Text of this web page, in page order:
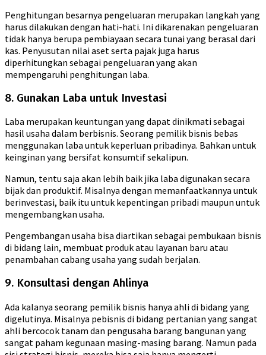
Penghitungan besarnya pengeluaran merupakan langkah yang
harus dilakukan dengan hati-hati. Ini dikarenakan pengeluaran
tidak hanya berupa pembiayaan secara tunai yang berasal dari
kas. Penyusutan nilai aset serta pajak juga harus
diperhitungkan sebagai pengeluaran yang akan
mempengaruhi penghitungan laba.
8. Gunakan Laba untuk Investasi
Laba merupakan keuntungan yang dapat dinikmati sebagai
hasil usaha dalam berbisnis. Seorang pemilik bisnis bebas
menggunakan laba untuk keperluan pribadinya. Bahkan untuk
keinginan yang bersifat konsumtif sekalipun.
Namun, tentu saja akan lebih baik jika laba digunakan secara
bijak dan produktif. Misalnya dengan memanfaatkannya untuk
berinvestasi, baik itu untuk kepentingan pribadi maupun untuk
mengembangkan usaha.
Pengembangan usaha bisa diartikan sebagai pembukaan bisnis
di bidang lain, membuat produk atau layanan baru atau
penambahan cabang usaha yang sudah berjalan.
9. Konsultasi dengan Ahlinya
Ada kalanya seorang pemilik bisnis hanya ahli di bidang yang
digelutinya. Misalnya pebisnis di bidang pertanian yang sangat
ahli bercocok tanam dan pengusaha barang bangunan yang
sangat paham kegunaan masing-masing barang. Namun pada